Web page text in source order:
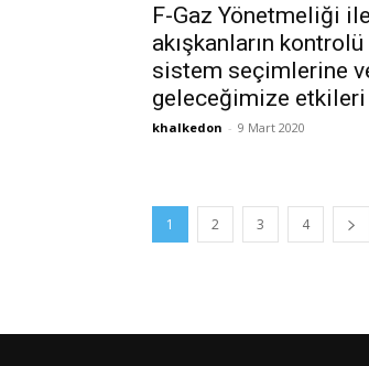
F-Gaz Yönetmeliği
akışkanların
sistem seçimlerine
geleceğimize etkileri
khalkedon - 9 Mart 2020
1 2 3 4